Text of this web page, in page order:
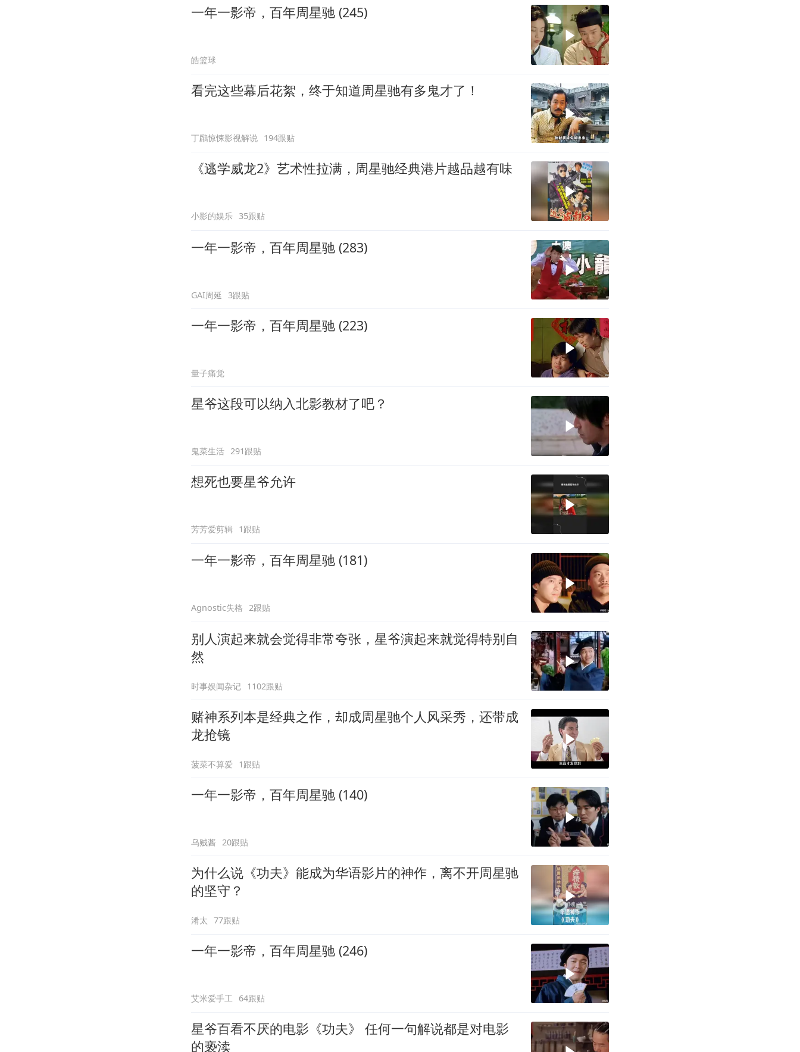
一年一影帝，百年周星驰 (245)
皓篮球
看完这些幕后花絮，终于知道周星驰有多鬼才了！
丁鸊惊悚影视解说 194跟贴
《逃学威龙2》艺术性拉满，周星驰经典港片越品越有味
小影的娱乐 35跟贴
一年一影帝，百年周星驰 (283)
GAI周延 3跟贴
一年一影帝，百年周星驰 (223)
量子痛觉
星爷这段可以纳入北影教材了吧？
鬼菜生活 291跟贴
想死也要星爷允许
芳芳爱剪辑 1跟贴
一年一影帝，百年周星驰 (181)
Agnostic失格 2跟贴
别人演起来就会觉得非常夸张，星爷演起来就觉得特别自
然
时事娱闻杂记 1102跟贴
赌神系列本是经典之作，却成周星驰个人风采秀，还带成
龙抢镜
菠菜不算爱 1跟贴
一年一影帝，百年周星驰 (140)
乌贼酱 20跟贴
为什么说《功夫》能成为华语影片的神作，离不开周星驰
的坚守？
淆太 77跟贴
一年一影帝，百年周星驰 (246)
艾米爱手工 64跟贴
星爷百看不厌的电影《功夫》 任何一句解说都是对电影
的亵渎